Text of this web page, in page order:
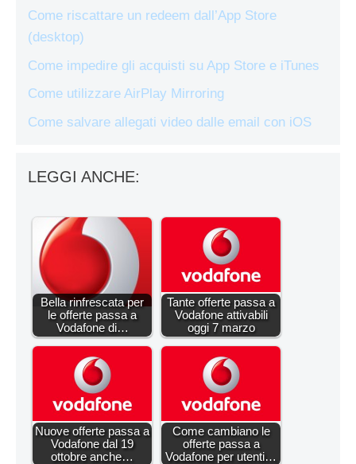
Come riscattare un redeem dall’App Store
(desktop)
Come impedire gli acquisti su App Store e iTunes
Come utilizzare AirPlay Mirroring
Come salvare allegati video dalle email con iOS
LEGGI ANCHE:
Bella rinfrescata per
le offerte passa a
Vodafone di…
Tante offerte passa a
Vodafone attivabili
oggi 7 marzo
Nuove offerte passa a
Vodafone dal 19
ottobre anche…
Come cambiano le
offerte passa a
Vodafone per utenti…